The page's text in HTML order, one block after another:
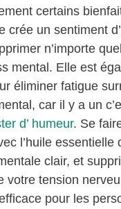
certains
crée un sentiment
n’importe
mental. Elle est
éliminer fatigue
car il y a un
d’ humeur. Se
l’huile essentielle
clair, et
votre tension
pour les